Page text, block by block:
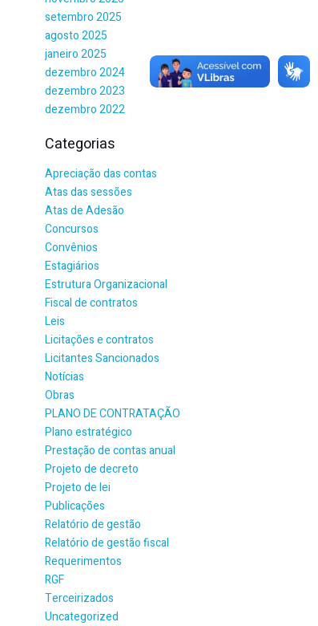
setembro 2025
agosto 2025
janeiro 2025
dezembro 2024
dezembro 2023
dezembro 2022
Categorias
Apreciação das contas
Atas das sessões
Atas de Adesão
Concursos
Convênios
Estagiários
Estrutura Organizacional
Fiscal de contratos
Leis
Licitações e contratos
Licitantes Sancionados
Notícias
Obras
PLANO DE CONTRATAÇÃO
Plano estratégico
Prestação de contas anual
Projeto de decreto
Projeto de lei
Publicações
Relatório de gestão
Relatório de gestão fiscal
Requerimentos
RGF
Terceirizados
Uncategorized